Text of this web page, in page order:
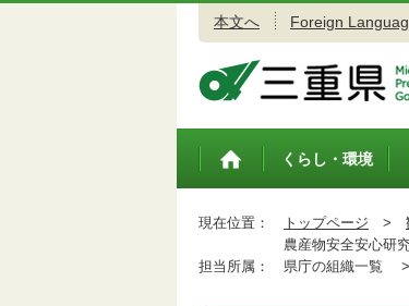
本文へ Foreign
トップペ
くらし・環境
現在位置： トップページ >
農産物安全安心研
担当所属：
県庁の組織一覧 >